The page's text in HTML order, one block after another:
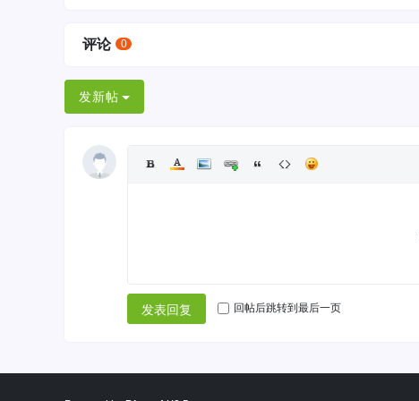
评论 0
发新帖
发表回复 回帖后跳转到最后一页